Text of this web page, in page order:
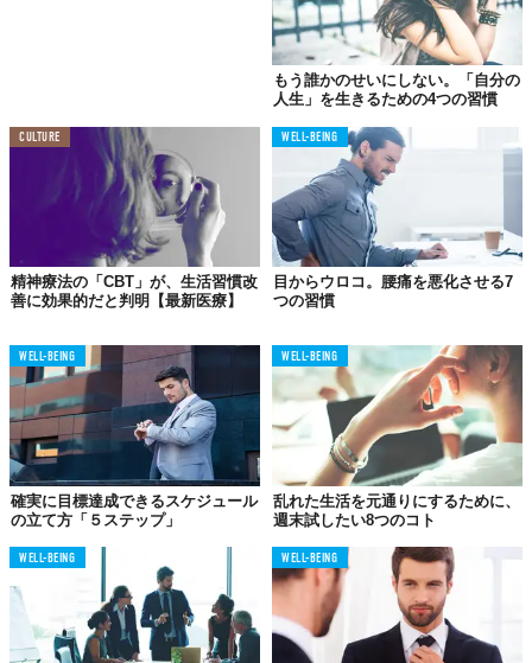
04.
相手に求めすぎる
©iStock.com/Anchiy
よく知らない男性から、時間もかかるようなとても大きな頼まれ
ごとをされたとします。とても自分じゃ抱えきれない頼みごとで
もあるからと、一度は断ります。それでもしつこく頼まれとしま
す。何度も断ると、最後に出てくるのが「一生のお願いだから。
僕にとってすごく大事なんだ」というカード。
確かに、必要なのかもしれない。でも、その必要性が問題なんじ
ゃないか。世界はあなたに借りがあるわけでもないから、タダで
もう誰かのせいにしない。「自分の
人生」を生きるための4つの習慣
CULTURE
精神療法の「CBT」が、生活習慣改
善に効果的だと判明【最新医療】
WELL-BEING
目からウロコ。腰痛を悪化させる7
つの習慣
WELL-BEING
確実に目標達成できるスケジュール
の立て方「５ステップ」
WELL-BEING
乱れた生活を元通りにするために、
週末試したい8つのコト
WELL-BEING WELL-BEING